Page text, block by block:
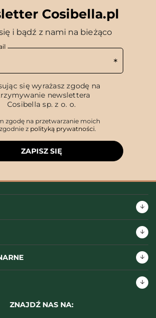
Cosibella.pl
i bądź z nami na bieżąco
się wyrażasz zgodę na
newslettera
Cosibella sp. z o. o.
zgodę na przetwarzanie moich
z polityką prywatności.
ZAPISZ SIĘ
ZNAJDŹ NAS NA: